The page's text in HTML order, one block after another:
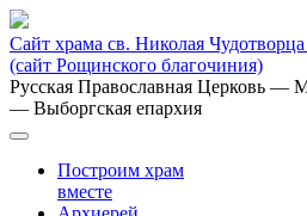
Сайт храма св. Николая
(сайт Рощинского благочиния)
Русская Православная Церковь —
— Выборгская епархия
Построим храм
вместе